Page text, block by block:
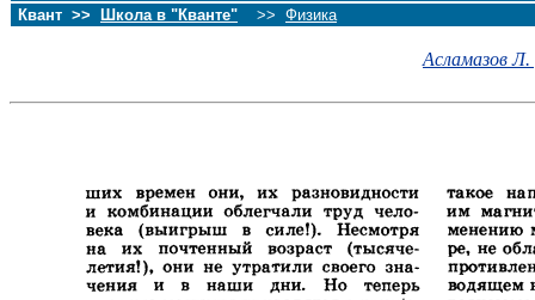
Квант >>
Школа в "Кванте" >> Физика
Асламазов Л.